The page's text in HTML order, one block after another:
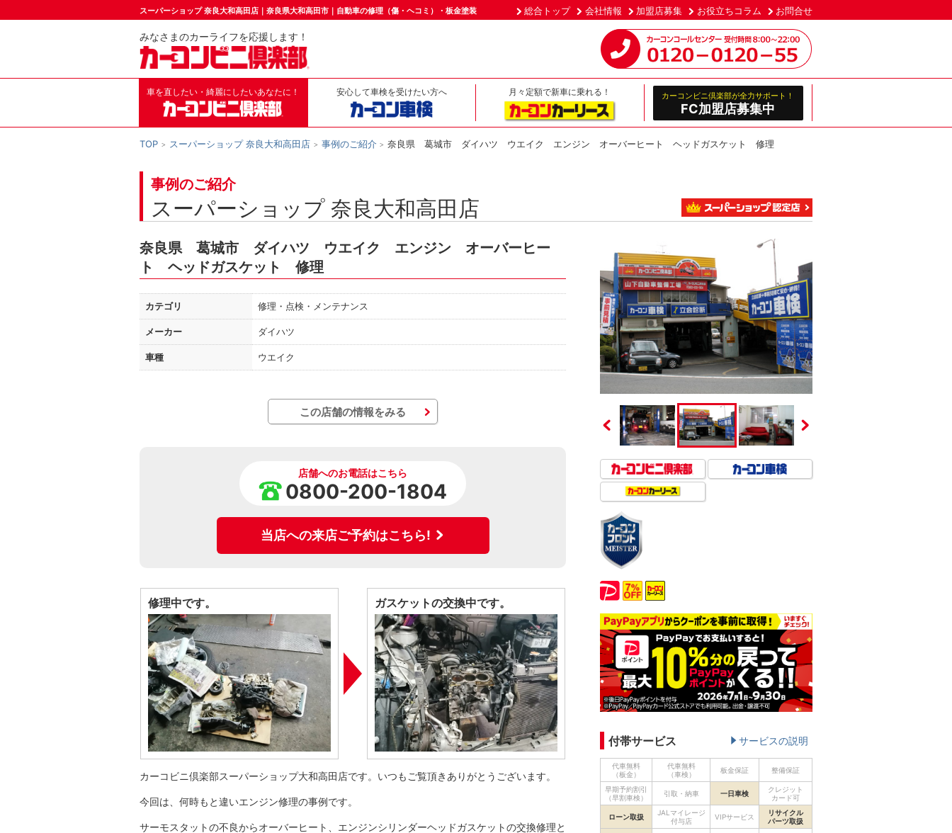
スーパーショップ 奈良大和高田店｜奈良県大和高田市｜自動車の修理（傷・ヘコミ）・板金塗装 総合トップ 会社情報 加盟店募集 お役立ちコラム お問合せ
みなさまのカーライフを応援します！
車を直したい・綺麗にしたいあなたに！ 安心して車検を受けたい方へ 月々定額で新車に乗れる！ カーコンビニ倶楽部が全力サポート！
FC加盟店募集中
TOP スーパーショップ 奈良大和高田店 事例のご紹介 奈良県 葛城市 ダイハツ ウエイク エンジン オーバーヒート ヘッドガスケット 修理
事例のご紹介
スーパーショップ 奈良大和高田店
奈良県 葛城市 ダイハツ ウエイク エンジン オーバーヒー
ト ヘッドガスケット 修理
カテゴリ 修理・点検・メンテナンス
メーカー ダイハツ
車種 ウエイク
この店舗の情報をみる
店舗へのお電話はこちら
0800-200-1804
当店への来店ご予約はこちら!
修理中です。 ガスケットの交換中です。
カーコビニ倶楽部スーパーショップ大和高田店です。いつもご覧頂きありがとうございます。
今回は、何時もと違いエンジン修理の事例です。
サーモスタットの不良からオーバーヒート、エンジンシリンダーヘッドガスケットの交換修理と
付帯サービス サービスの説明
代車無料
（板金）
代車無料
（車検）
板金保証 整備保証
早期予約割引
（早割車検）
引取・納車 一日車検
クレジット
カード可
ローン取扱
JALマイレージ
付与店
VIPサービス
リサイクル
パーツ取扱